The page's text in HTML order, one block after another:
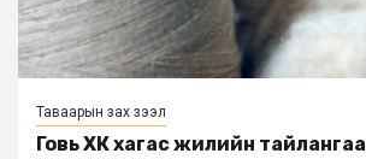
Таваарын зах зээл
Говь ХК хагас жилийн тайлангаа